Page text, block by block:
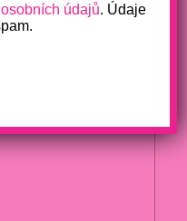
údajů. Údaje